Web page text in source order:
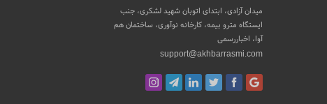
میدان آزادی، ابتدای اتوبان شهید لشکری، جنب
ایستگاه مترو بیمه، کارخانه نوآوری، ساختمان هم
آوا، اخباررسمی
support@akhbarrasmi.com